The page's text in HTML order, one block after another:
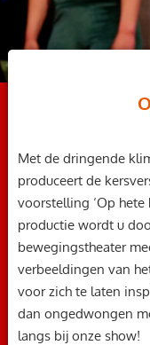
Met de dringende
produceert de
voorstelling ‘Op
productie wordt u
bewegingstheater
verbeeldingen van
voor zich te laten
dan ongedwongen
langs bij onze show!